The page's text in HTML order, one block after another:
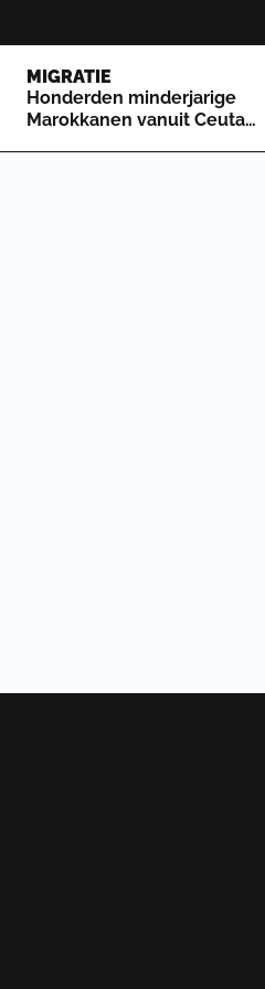
MIGRATIE
Honderden minderjarige
Marokkanen vanuit Ceuta